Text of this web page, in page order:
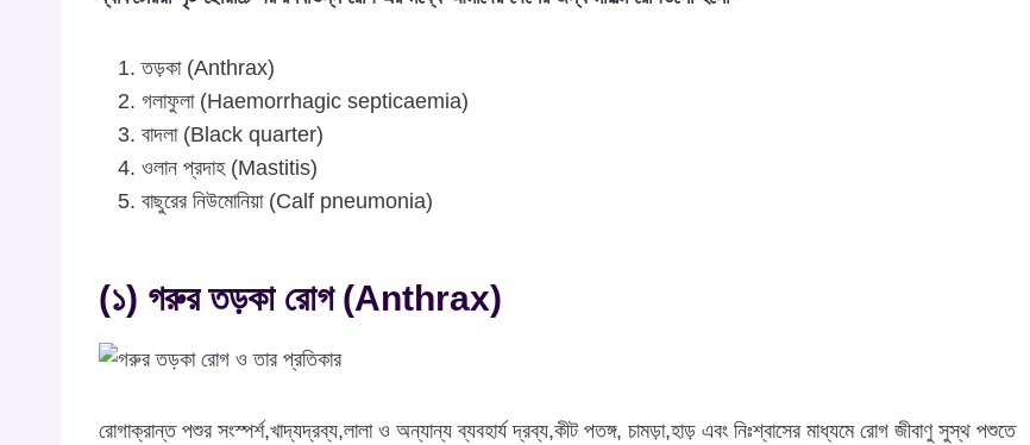
তড়কা (Anthrax)
গলাফুলা (Haemorrhagic septicaemia)
বাদলা (Black quarter)
ওলান প্রদাহ (Mastitis)
বাছুরের নিউমোনিয়া (Calf pneumonia)
(১) গরুর তড়কা রোগ (Anthrax)
রোগাক্রান্ত পশুর সংস্পর্শ,খাদ্যদ্রব্য,লালা ও অন্যান্য ব্যবহার্য দ্রব্য,কীট পতঙ্গ, চামড়া,হাড় এবং নিঃশ্বাসের মাধ্যমে রোগ জীবাণু সুস্থ পশুতে